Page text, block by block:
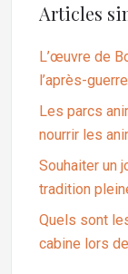
Articles
L’œuvre de
l’après-guerre
Les parcs
nourrir les
Souhaiter un
tradition
Quels sont
cabine lors